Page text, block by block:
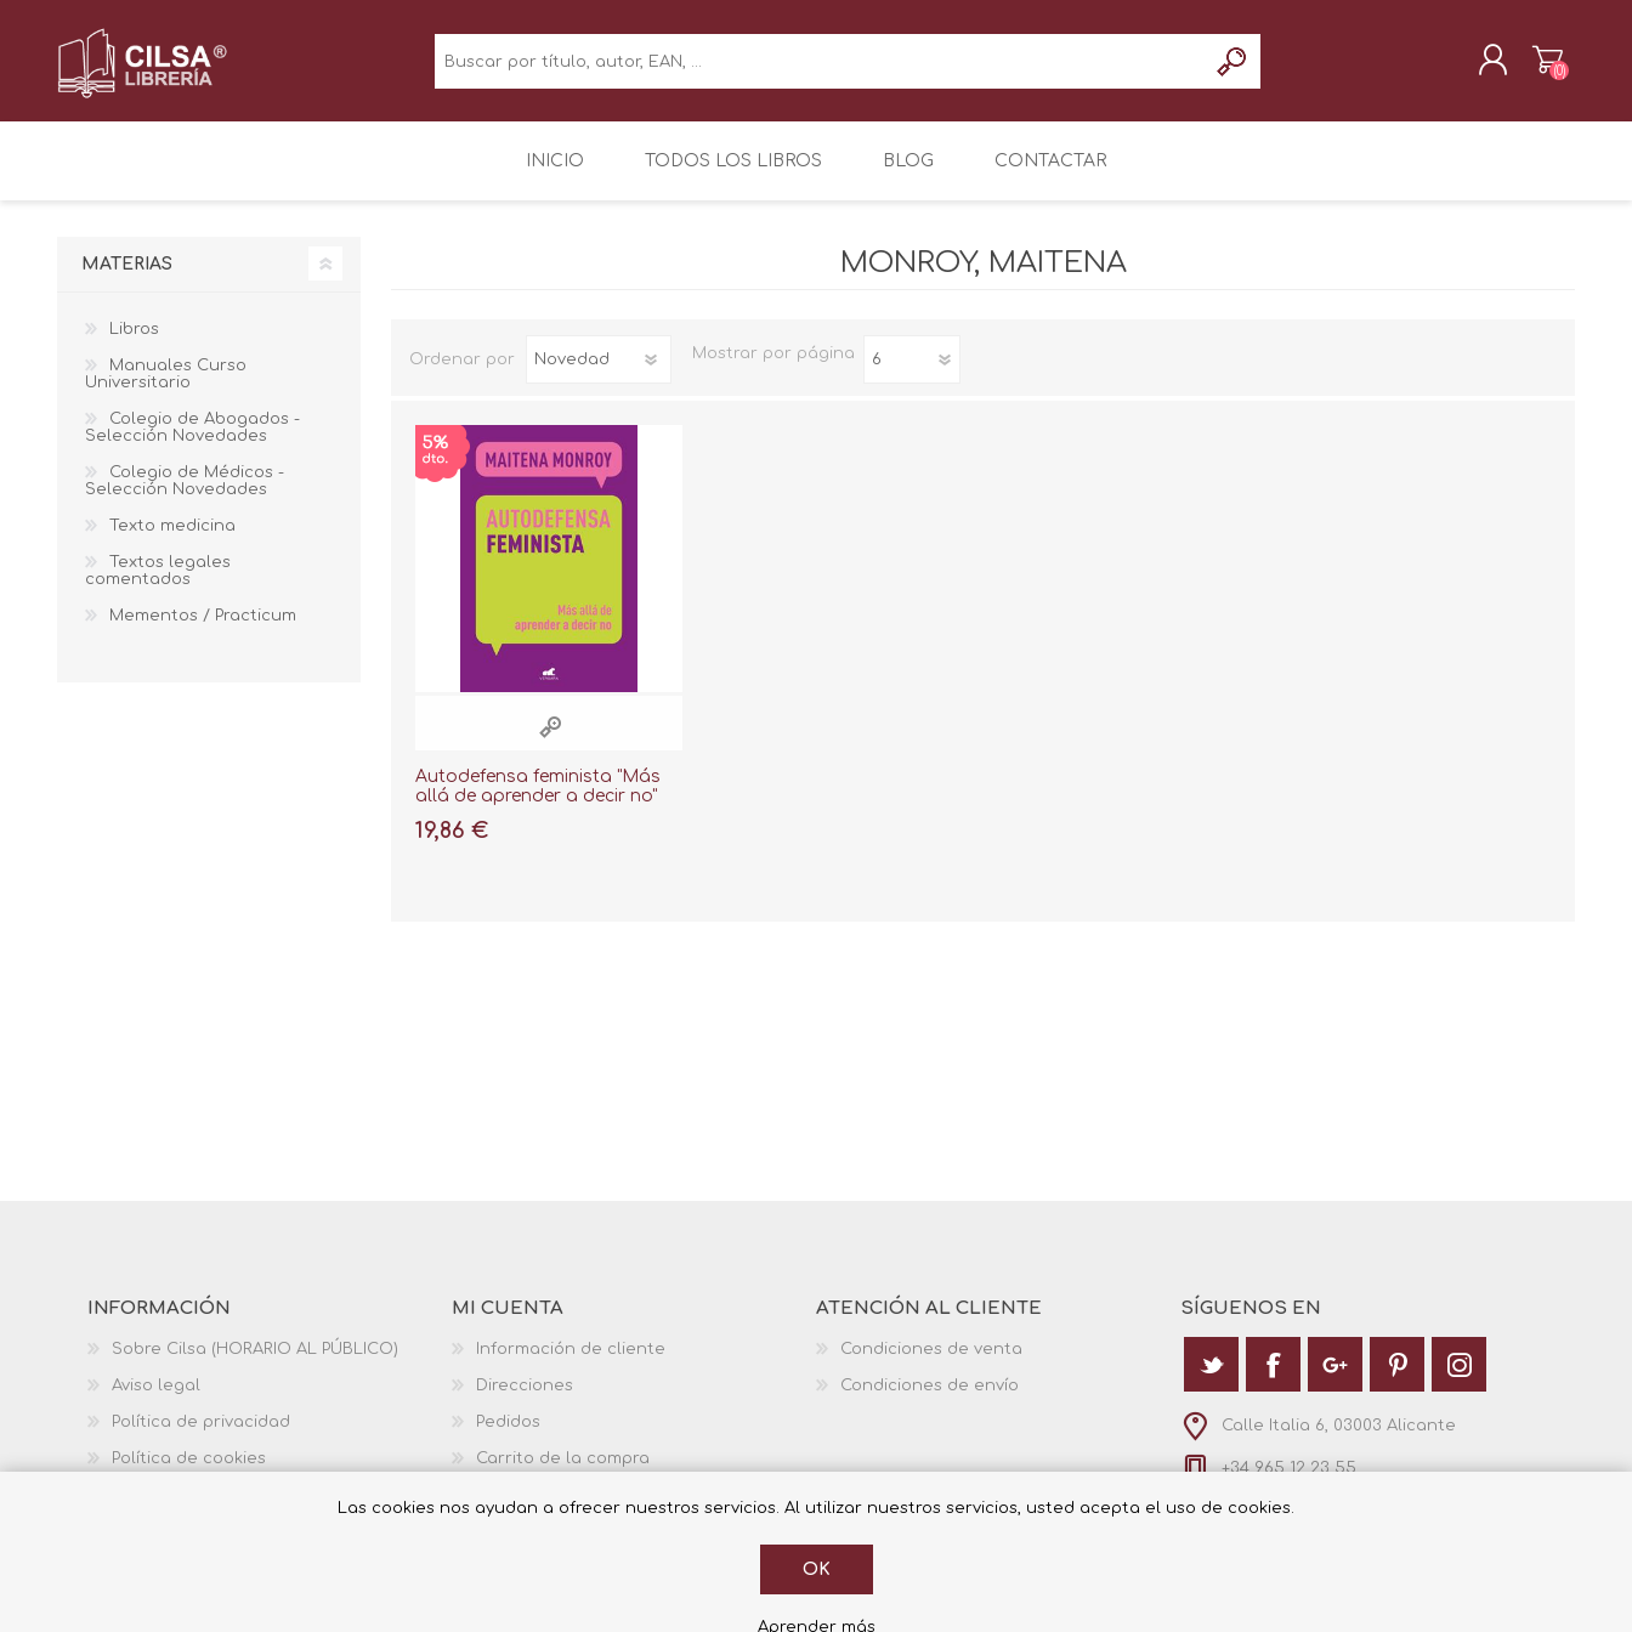
(0)
INICIO TODOS LOS LIBROS BLOG CONTACTAR
MONROY, MAITENA
Ordenar por Mostrar por página
Autodefensa feminista "Más
allá de aprender a decir no"
19,86 €
MATERIAS
Libros
Manuales Curso
Universitario
Colegio de Abogados -
Selección Novedades
Colegio de Médicos -
Selección Novedades
Texto medicina
Textos legales
comentados
Mementos / Practicum
INFORMACIÓN
Sobre Cilsa (HORARIO AL PÚBLICO)
Aviso legal
Política de privacidad
Política de cookies
MI CUENTA
Información de cliente
Direcciones
Pedidos
Carrito de la compra
ATENCIÓN AL CLIENTE
Condiciones de venta
Condiciones de envío
SÍGUENOS EN
Calle Italia 6, 03003 Alicante
+34 965 12 23 55
Las cookies nos ayudan a ofrecer nuestros servicios. Al utilizar nuestros servicios, usted acepta el uso de cookies.
OK
Aprender más